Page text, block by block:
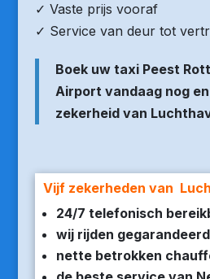
✓ Vaste prijs vooraf
✓ Service van deur tot
Boek uw taxi Peest
Airport vandaag nog
zekerheid van
Vijf zekerheden van
24/7 telefonisch
wij rijden
nette betrokken